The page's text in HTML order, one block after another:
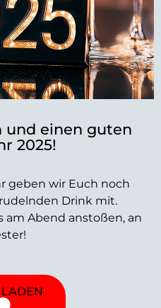
und einen guten
2025!
geben wir Euch noch
Drink mit.
Abend anstoßen, an